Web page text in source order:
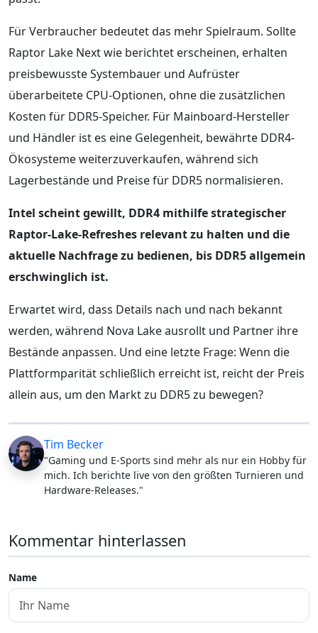
Für Verbraucher bedeutet das mehr Spielraum. Sollte
Raptor Lake Next wie berichtet erscheinen, erhalten
preisbewusste Systembauer und Aufrüster
überarbeitete CPU-Optionen, ohne die zusätzlichen
Kosten für DDR5-Speicher. Für Mainboard-Hersteller
und Händler ist es eine Gelegenheit, bewährte DDR4-
Ökosysteme weiterzuverkaufen, während sich
Lagerbestände und Preise für DDR5 normalisieren.
Intel scheint gewillt, DDR4 mithilfe strategischer
Raptor-Lake-Refreshes relevant zu halten und die
aktuelle Nachfrage zu bedienen, bis DDR5 allgemein
erschwinglich ist.
Erwartet wird, dass Details nach und nach bekannt
werden, während Nova Lake ausrollt und Partner ihre
Bestände anpassen. Und eine letzte Frage: Wenn die
Plattformparität schließlich erreicht ist, reicht der Preis
allein aus, um den Markt zu DDR5 zu bewegen?
Tim Becker
"Gaming und E-Sports sind mehr als nur ein Hobby für
mich. Ich berichte live von den größten Turnieren und
Hardware-Releases."
Kommentar hinterlassen
Name